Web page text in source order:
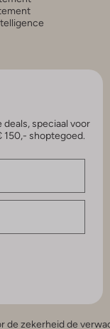
speciaal voor
150,- shoptegoed.
de zekerheid de